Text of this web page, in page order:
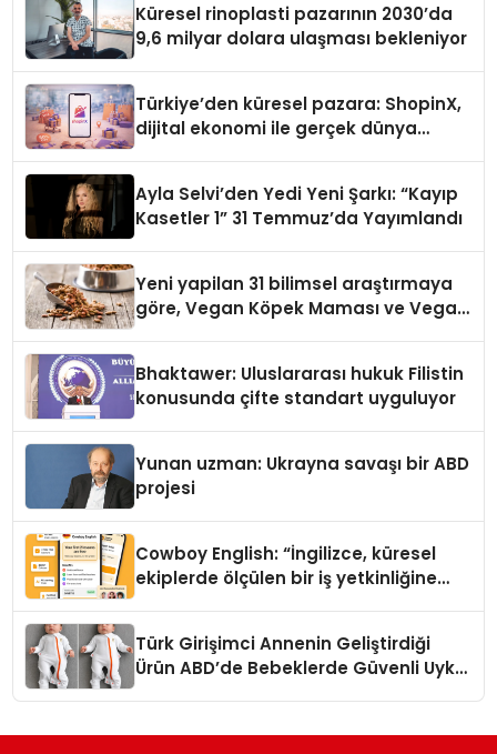
Küresel rinoplasti pazarının 2030’da
9,6 milyar dolara ulaşması bekleniyor
Türkiye’den küresel pazara: ShopinX,
dijital ekonomi ile gerçek dünya
Ayla Selvi’den Yedi Yeni Şarkı: “Kayıp
Kasetler 1” 31 Temmuz’da Yayımlandı
Yeni yapilan 31 bilimsel araştırmaya
göre, Vegan Köpek Maması ve Vegan
Bhaktawer: Uluslararası hukuk Filistin
konusunda çifte standart uyguluyor
Yunan uzman: Ukrayna savaşı bir ABD
projesi
Cowboy English: “İngilizce, küresel
ekiplerde ölçülen bir iş yetkinliğine
Türk Girişimci Annenin Geliştirdiği
Ürün ABD’de Bebeklerde Güvenli Uyku